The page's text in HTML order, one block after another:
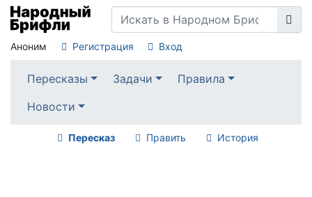
Аноним Регистрация Вход
Пересказы Задачи
Правила
Новости
Пересказ Править История